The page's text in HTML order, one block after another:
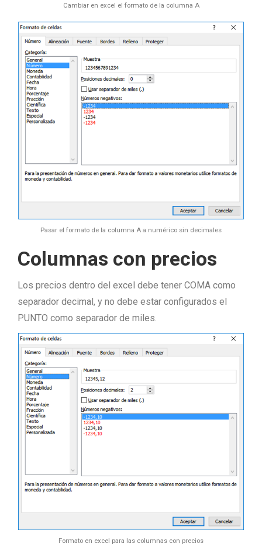
Cambiar en excel el formato de la columna A
Pasar el formato de la columna A a numérico sin decimales
Columnas con precios
Los precios dentro del excel debe tener COMA como
separador decimal, y no debe estar configurados el
PUNTO como separador de miles.
Formato en excel para las columnas con precios